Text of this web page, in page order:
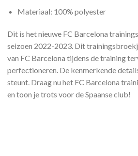
Materiaal: 100% polyester
Dit is het nieuwe FC Barcelona
seizoen 2022-2023. Dit
van FC Barcelona tijdens de training
perfectioneren. De kenmerkende
steunt. Draag nu het FC Barcelona
en toon je trots voor de Spaanse club!